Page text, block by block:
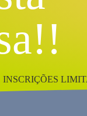
INSCRIÇÕES